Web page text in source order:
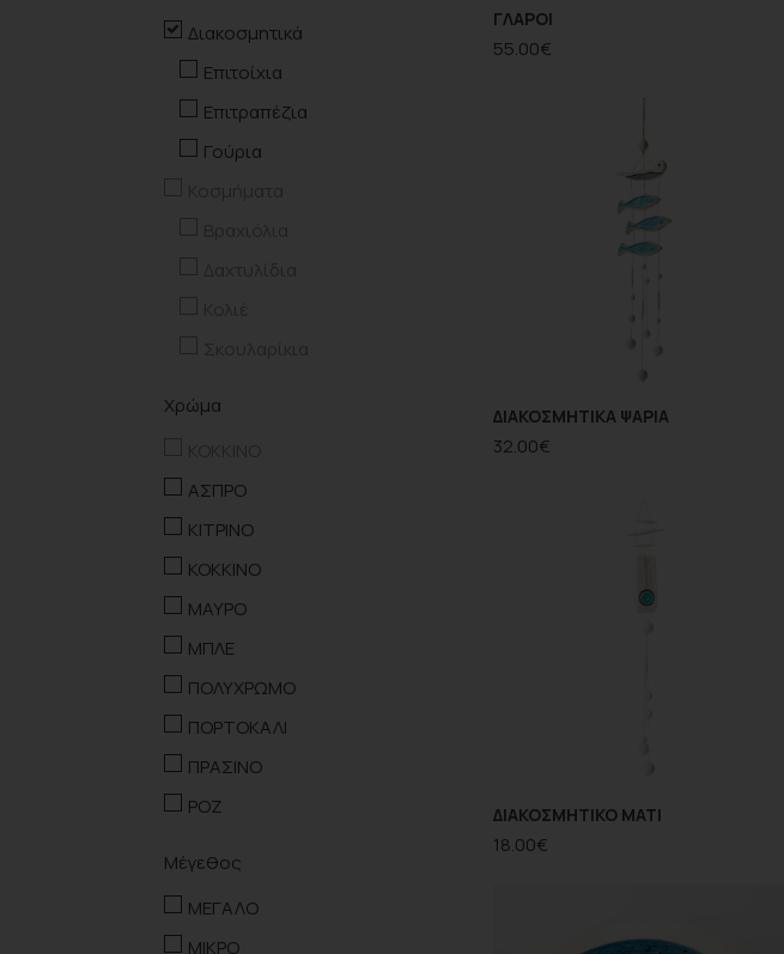
Διακοσμητικά
Επιτοίχια
Επιτραπέζια
Γούρια
Χρώμα
ΑΣΠΡΟ
ΚΙΤΡΙΝΟ
ΚΟΚΚΙΝΟ
ΜΑΥΡΟ
ΜΠΛΕ
ΠΟΛΥΧΡΩΜΟ
ΠΟΡΤΟΚΑΛΙ
ΠΡΑΣΙΝΟ
ΡΟΖ
Μέγεθος
ΜΕΓΑΛΟ
ΜΙΚΡΟ
ΓΛΑΡΟΙ
55.00€
ΔΙΑΚΟΣΜΗΤΙΚΑ ΨΑΡΙΑ
32.00€
ΔΙΑΚΟΣΜΗΤΙΚΟ ΜΑΤΙ
18.00€